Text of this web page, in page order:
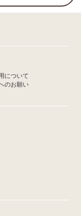
について
のお願い